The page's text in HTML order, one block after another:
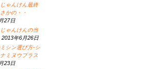
ゃんけん最終
かの・・
27日
ゃんけんの当
2013年6月26日
シン選び方-シ
ミヌウプラス
23日